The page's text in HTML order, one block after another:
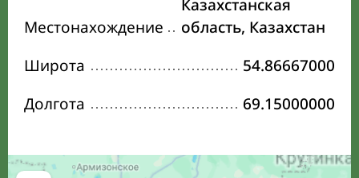
Местонахождение
Казахстанская
область, Казахстан
Широта
54.86667000
Долгота
69.15000000